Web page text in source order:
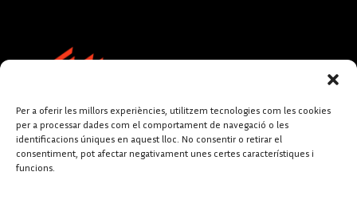
Per a oferir les millors experiències, utilitzem tecnologies com les cookies
per a processar dades com el comportament de navegació o les
identificacions úniques en aquest lloc. No consentir o retirar el
consentiment, pot afectar negativament unes certes característiques i
funcions.